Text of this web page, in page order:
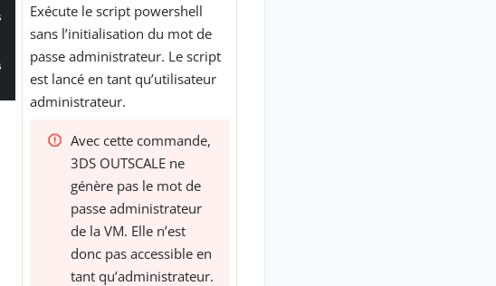
Exécute le script powershell
sans l’initialisation du mot de
passe administrateur. Le script
est lancé en tant qu’utilisateur
administrateur.
Avec cette commande,
3DS OUTSCALE ne
génère pas le mot de
passe administrateur
de la VM. Elle n’est
donc pas accessible en
tant qu’administrateur.